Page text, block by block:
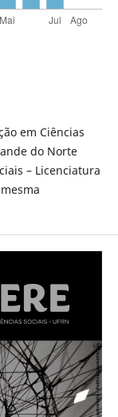
em Ciências
do Norte
– Licenciatura